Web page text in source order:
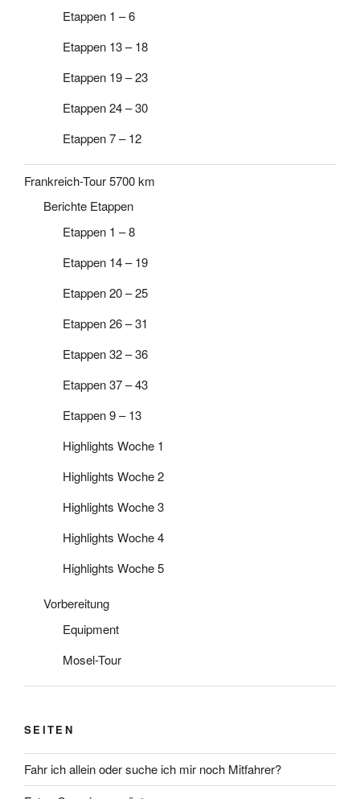
Etappen 1 – 6
Etappen 13 – 18
Etappen 19 – 23
Etappen 24 – 30
Etappen 7 – 12
Frankreich-Tour 5700 km
Berichte Etappen
Etappen 1 – 8
Etappen 14 – 19
Etappen 20 – 25
Etappen 26 – 31
Etappen 32 – 36
Etappen 37 – 43
Etappen 9 – 13
Highlights Woche 1
Highlights Woche 2
Highlights Woche 3
Highlights Woche 4
Highlights Woche 5
Vorbereitung
Equipment
Mosel-Tour
SEITEN
Fahr ich allein oder suche ich mir noch Mitfahrer?